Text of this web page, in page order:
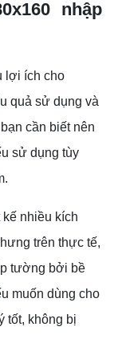
nhập
lợi ích cho
quả sử dụng và
cần biết nên
sử dụng tùy
nhiều kích
trên thực tế,
tường bởi bề
muốn dùng cho
tốt, không bị